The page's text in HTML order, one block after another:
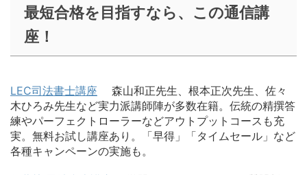
最短合格を目指すなら、この通信講
座！
LEC司法書士講座 森山和正先生、根本正次先生、佐々
木ひろみ先生など実力派講師陣が多数在籍。伝統の精撰答
練やパーフェクトローラーなどアウトプットコースも充
実。無料お試し講座あり。「早得」「タイムセール」など
各種キャンペーンの実施も。